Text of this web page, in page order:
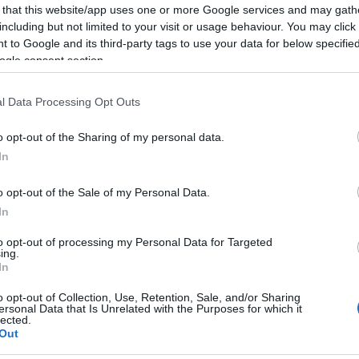
that this website/app uses one or more Google services and may
but not limited to your visit or usage behaviour. You may
to Google and its third-party tags to use your data for below
consent section.
Data Processing Opt Outs
opt-out of the Sharing of my personal data.
opt-out of the Sale of my Personal Data.
opt-out of processing my Personal Data for Targeted
opt-out of Collection, Use, Retention, Sale, and/or Sharing
Data that Is Unrelated with the Purposes for which it
Termini, piazza dei Cinquecento, via Marsala e
di illegalità, di degrado e di abusivismo
arrestato 4 persone, denunciato altre 9 e
lui 43enne e lei 44enne, entrambi senza
e trovati in possesso di 30 dosi di marijuana e
nel campo nomadi di via di Salone, colpita
di Roma – Ufficio esecuzioni penali,
reato di furto aggravato.